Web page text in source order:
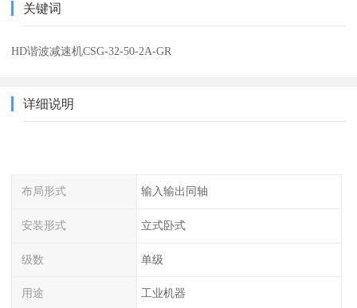
关键词
HD谐波减速机CSG-32-50-2A-GR
详细说明
布局形式 输入输出同轴
安装形式 立式卧式
级数 单级
用途 工业机器